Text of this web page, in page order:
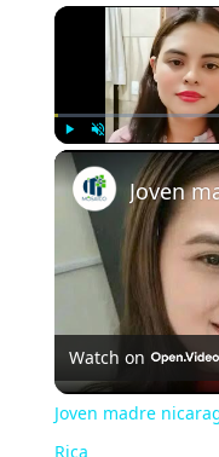
Play Unmute
Watch on
Joven madre
Rica